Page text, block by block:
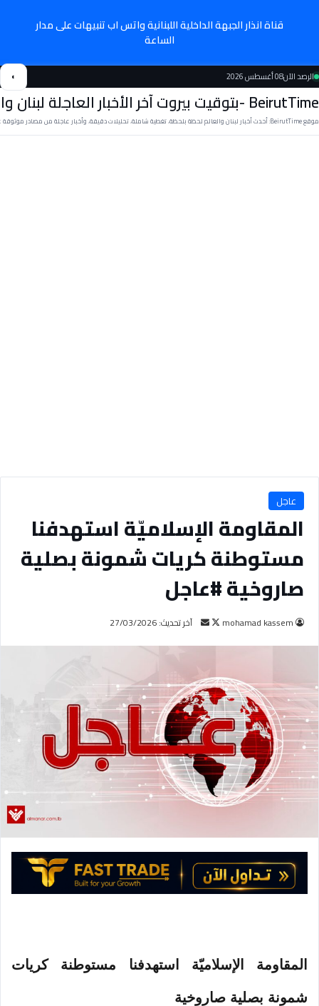
قناة انذار الجبهة الداخلية اللبنانية واتس اب تنبيهات على مدار
الساعة
الرصد الآن08 أغسطس 2026 ◐
BeirutTime -بتوقيت بيروت آخر الأخبار العاجلة لبنان والعالم
موقع BeirutTime: أحدث أخبار لبنان والعالم لحظة بلحظة، تغطية شاملة، تحليلات دقيقة، وأخبار عاجلة من مصادر موثوقة على مدار الساعة كما لدينا تغطية على قناة واتس اب
عاجل
المقاومة الإسلاميّة استهدفنا
مستوطنة كريات شمونة بصلية
صاروخية #عاجل
mohamad kassem
ت
ع
ع
ل
ى
ب
ر
ي
د
ا
إ
ل
و
ي
آخر تحديث: 27/03/2026
المقاومة الإسلاميّة استهدفنا مستوطنة كريات
شمونة بصلية صاروخية